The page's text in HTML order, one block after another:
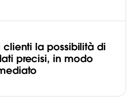
clienti la possibilità di
precisi, in modo